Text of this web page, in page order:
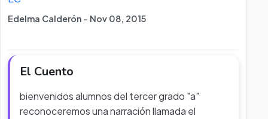
Edelma Calderón - Nov 08, 2015
El Cuento
bienvenidos alumnos del tercer grado "a"
reconoceremos una narración llamada el